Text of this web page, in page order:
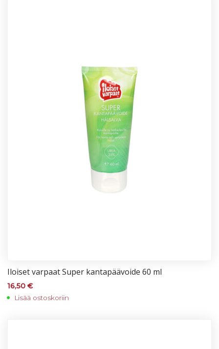
Iloi­set var­paat Su­per kan­ta­pää­voi­de 60 ml
16,50 €
Lisää ostoskoriin